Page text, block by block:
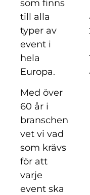
som finns
till alla
typer av
event i
hela
Europa.
Med över
60 år i
branschen
vet vi vad
som krävs
för att
varje
event ska